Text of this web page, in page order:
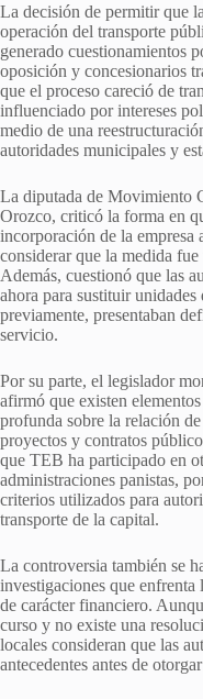
La decisión de permitir que
operación del transporte
generado cuestionamientos
oposición y concesionarios
que el proceso careció de
influenciado por intereses
medio de una
autoridades municipales y
La diputada de Movimiento
Orozco, criticó la forma en
incorporación de la empresa
considerar que la medida fue
Además, cuestionó que las
ahora para sustituir unidades
previamente, presentaban
servicio.
Por su parte, el legislador
afirmó que existen
profunda sobre la relación
proyectos y contratos
que TEB ha participado en
administraciones panistas,
criterios utilizados para
transporte de la capital.
La controversia también se
investigaciones que enfrenta
de carácter financiero.
curso y no existe una
locales consideran que las
antecedentes antes de